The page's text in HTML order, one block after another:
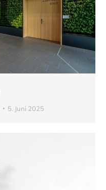
5. Juni 2025